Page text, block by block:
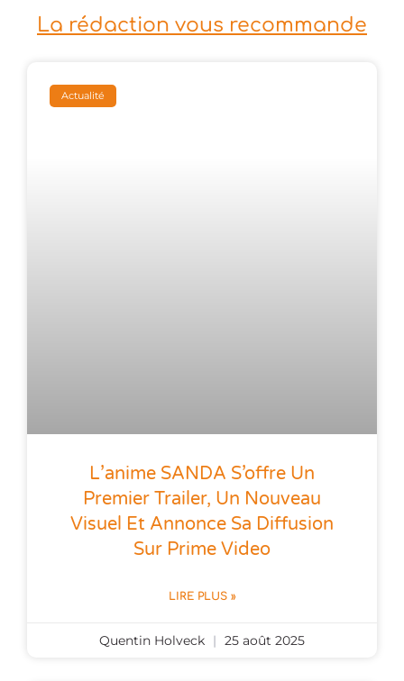
La rédaction vous recommande
Actualité
L’anime SANDA S’offre Un
Premier Trailer, Un Nouveau
Visuel Et Annonce Sa Diffusion
Sur Prime Video
LIRE PLUS »
Quentin Holveck 25 août 2025